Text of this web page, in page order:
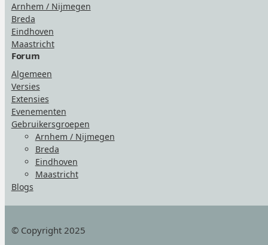
Arnhem / Nijmegen
Breda
Eindhoven
Maastricht
Forum
Algemeen
Versies
Extensies
Evenementen
Gebruikersgroepen
Arnhem / Nijmegen
Breda
Eindhoven
Maastricht
Blogs
© Copyright 2025